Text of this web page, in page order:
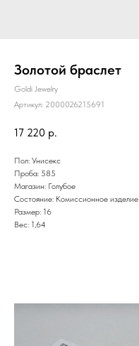
Золотой браслет
Goldi Jewelry
Артикул: 2000026215691
17 220 р.
Пол: Унисекс
Проба: 585
Магазин: Голубое
Состояние: Комиссионное изделие
Размер: 16
Вес: 1,64